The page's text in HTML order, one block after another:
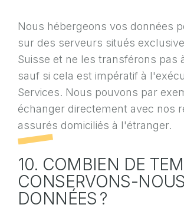
Nous hébergeons vos données
sur des serveurs situés
Suisse et ne les transférons pas
sauf si cela est impératif à
Services. Nous pouvons par
échanger directement avec nos
assurés domiciliés à l'étranger.
10. COMBIEN DE
CONSERVONS-
DONNÉES ?